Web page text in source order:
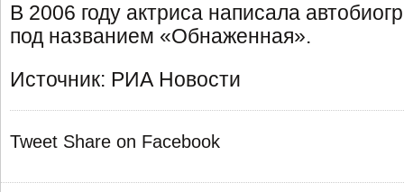
В 2006 году актриса написала
под названием «Обнаженная».
Источник: РИА Новости
Tweet Share on Facebook